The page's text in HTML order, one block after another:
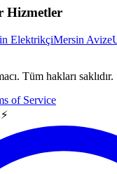
Hizmetler
ElektrikçiMersin Avize
Tüm hakları saklıdır.
of Service